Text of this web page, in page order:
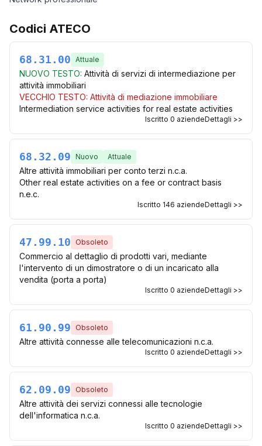
Codici ATECO
68.31.00 Attuale
NUOVO TESTO: Attività di servizi di intermediazione per
attività immobiliari
VECCHIO TESTO: Attività di mediazione immobiliare
Intermediation service activities for real estate activities
Iscritto 0 aziendeDettagli >>
68.32.09 Nuovo Attuale
Altre attività immobiliari per conto terzi n.c.a.
Other real estate activities on a fee or contract basis
n.e.c.
Iscritto 146 aziendeDettagli >>
47.99.10 Obsoleto
Commercio al dettaglio di prodotti vari, mediante
l'intervento di un dimostratore o di un incaricato alla
vendita (porta a porta)
Iscritto 0 aziendeDettagli >>
61.90.99 Obsoleto
Altre attività connesse alle telecomunicazioni n.c.a.
Iscritto 0 aziendeDettagli >>
62.09.09 Obsoleto
Altre attività dei servizi connessi alle tecnologie
dell'informatica n.c.a.
Iscritto 0 aziendeDettagli >>